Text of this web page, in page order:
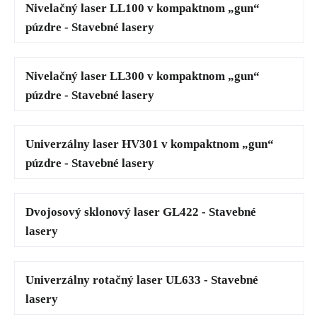
Nivelačný laser LL100 v kompaktnom „gun“
púzdre - Stavebné lasery
Nivelačný laser LL300 v kompaktnom „gun“
púzdre - Stavebné lasery
Univerzálny laser HV301 v kompaktnom „gun“
púzdre - Stavebné lasery
Dvojosový sklonový laser GL422 - Stavebné
lasery
Univerzálny rotačný laser UL633 - Stavebné
lasery